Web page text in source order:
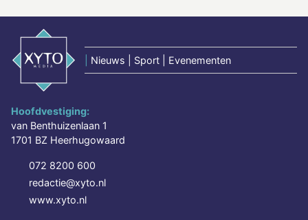
Nieuws | Sport | Evenementen
Hoofdvestiging:
van Benthuizenlaan 1
1701 BZ Heerhugowaard
072 8200 600
redactie@xyto.nl
www.xyto.nl